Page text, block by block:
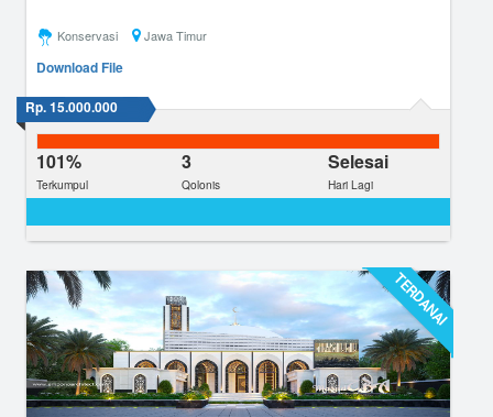
Konservasi Jawa Timur
Download File
Rp. 15.000.000
101%
Terkumpul
3
Qolonis
Selesai
Hari Lagi
TERDANAI